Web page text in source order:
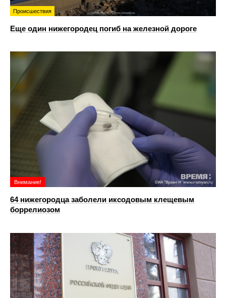
Происшествия
Еще один нижегородец погиб на железной дороге
Внимание!
64 нижегородца заболели иксодовым клещевым
боррелиозом